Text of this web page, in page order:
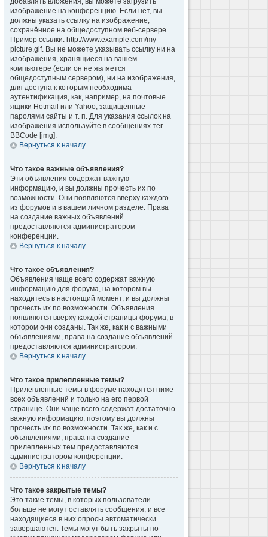
изображение на конференцию. Если нет, вы
должны указать ссылку на изображение,
сохранённое на общедоступном веб-сервере.
Пример ссылки: http://www.example.com/my-
picture.gif. Вы не можете указывать ссылку ни на
изображения, хранящиеся на вашем
компьютере (если он не является
общедоступным сервером), ни на изображения,
для доступа к которым необходима
аутентификация, как, например, на почтовые
ящики Hotmail или Yahoo, защищённые
паролями сайты и т. п. Для указания ссылок на
изображения используйте в сообщениях тег
BBCode [img].
Вернуться к началу
Что такое важные объявления?
Эти объявления содержат важную
информацию, и вы должны прочесть их по
возможности. Они появляются вверху каждого
из форумов и в вашем личном разделе. Права
на создание важных объявлений
предоставляются администратором
конференции.
Вернуться к началу
Что такое объявления?
Объявления чаще всего содержат важную
информацию для форума, на котором вы
находитесь в настоящий момент, и вы должны
прочесть их по возможности. Объявления
появляются вверху каждой страницы форума, в
котором они созданы. Так же, как и с важными
объявлениями, права на создание объявлений
предоставляются администратором.
Вернуться к началу
Что такое прилепленные темы?
Прилепленные темы в форуме находятся ниже
всех объявлений и только на его первой
странице. Они чаще всего содержат достаточно
важную информацию, поэтому вы должны
прочесть их по возможности. Так же, как и с
объявлениями, права на создание
прилепленных тем предоставляются
администратором конференции.
Вернуться к началу
Что такое закрытые темы?
Это такие темы, в которых пользователи
больше не могут оставлять сообщения, и все
находящиеся в них опросы автоматически
завершаются. Темы могут быть закрыты по